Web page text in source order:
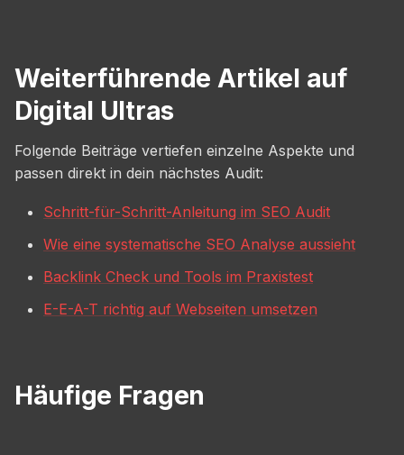
Weiterführende Artikel auf
Digital Ultras
Folgende Beiträge vertiefen einzelne Aspekte und
passen direkt in dein nächstes Audit:
Schritt-für-Schritt-Anleitung im SEO Audit
Wie eine systematische SEO Analyse aussieht
Backlink Check und Tools im Praxistest
E-E-A-T richtig auf Webseiten umsetzen
Häufige Fragen